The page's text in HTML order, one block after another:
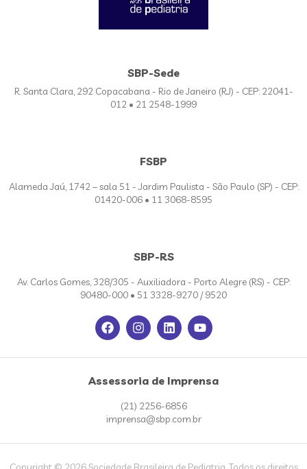
SBP-Sede
R. Santa Clara, 292 Copacabana - Rio de Janeiro (RJ) - CEP: 22041-
012 • 21 2548-1999
FSBP
Alameda Jaú, 1742 – sala 51 - Jardim Paulista - São Paulo (SP) - CEP:
01420-006 • 11 3068-8595
SBP-RS
Av. Carlos Gomes, 328/305 - Auxiliadora - Porto Alegre (RS) - CEP:
90480-000 • 51 3328-9270 / 9520
Assessoria de Imprensa
(21) 2256-6856
imprensa@sbp.com.br